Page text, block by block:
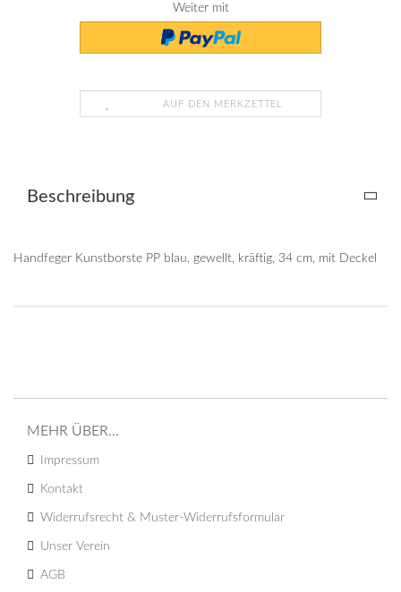
Weiter mit
AUF DEN MERKZETTEL
Beschreibung
Handfeger Kunstborste PP blau, gewellt, kräftig, 34 cm, mit Deckel
MEHR ÜBER...
Impressum
Kontakt
Widerrufsrecht & Muster-Widerrufsformular
Unser Verein
AGB